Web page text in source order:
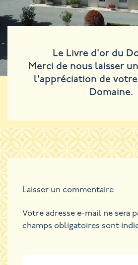
Le Livre d'or du
Merci de nous laisser
l'appréciation de votre
Domaine.
Laisser un commentaire
Votre adresse e-mail ne sera
champs obligatoires sont